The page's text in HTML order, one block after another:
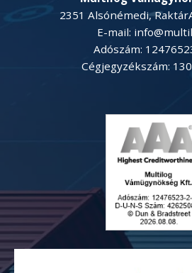
2351 Alsónémedi,
E-mail:
Adószám:
Cégjegyzékszám: